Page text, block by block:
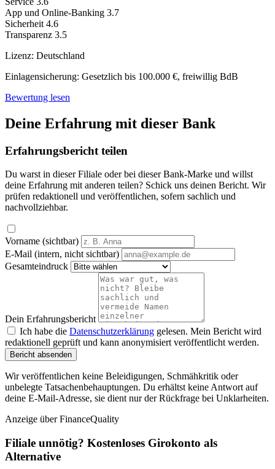
App und Online-Banking 3.7
Sicherheit 4.6
Transparenz 3.5
Lizenz: Deutschland
Einlagensicherung: Gesetzlich bis 100.000 €, freiwillig BdB
Bewertung lesen
Deine Erfahrung mit dieser Bank
Erfahrungsbericht teilen
Du warst in dieser Filiale oder bei dieser Bank-Marke und willst
deine Erfahrung mit anderen teilen? Schick uns deinen Bericht. Wir
prüfen redaktionell und veröffentlichen, sofern sachlich und
nachvollziehbar.
Vorname (sichtbar)
E-Mail (intern, nicht sichtbar)
Gesamteindruck
Dein Erfahrungsbericht
Ich habe die Datenschutzerklärung gelesen. Mein Bericht wird
redaktionell geprüft und kann anonymisiert veröffentlicht werden.
Bericht absenden
Wir veröffentlichen keine Beleidigungen, Schmähkritik oder
unbelegte Tatsachenbehauptungen. Du erhältst keine Antwort auf
deine E-Mail-Adresse, sie dient nur der Rückfrage bei Unklarheiten.
Anzeige über FinanceQuality
Filiale unnötig? Kostenloses Girokonto als
Alternative